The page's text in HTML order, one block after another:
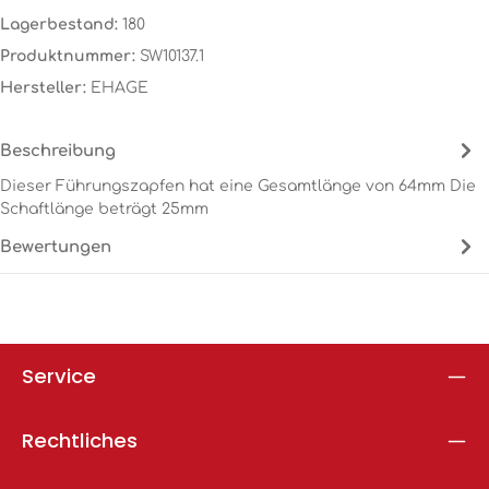
Lagerbestand: 180
Produktnummer: SW10137.1
Hersteller: EHAGE
Beschreibung
Dieser Führungszapfen hat eine Gesamtlänge von 64mm Die
Schaftlänge beträgt 25mm
Bewertungen
Service
Rechtliches